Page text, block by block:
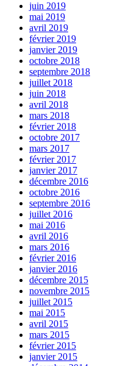
juin 2019
mai 2019
avril 2019
février 2019
janvier 2019
octobre 2018
septembre 2018
juillet 2018
juin 2018
avril 2018
mars 2018
février 2018
octobre 2017
mars 2017
février 2017
janvier 2017
décembre 2016
octobre 2016
septembre 2016
juillet 2016
mai 2016
avril 2016
mars 2016
février 2016
janvier 2016
décembre 2015
novembre 2015
juillet 2015
mai 2015
avril 2015
mars 2015
février 2015
janvier 2015